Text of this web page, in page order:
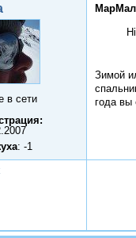
в сети
: -1
Зимой
года вы